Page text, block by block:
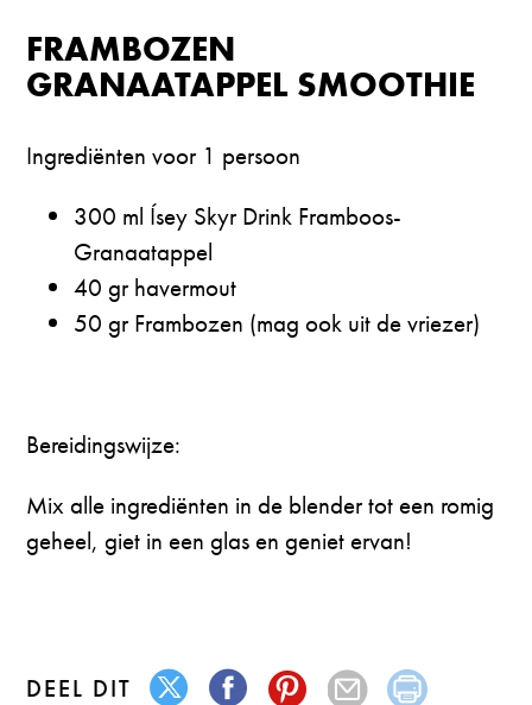
FRAMBOZEN
GRANAATAPPEL SMOOTHIE
Ingrediënten voor 1 persoon
300 ml Ísey Skyr Drink Framboos-
Granaatappel
40 gr havermout
50 gr Frambozen (mag ook uit de vriezer)
Bereidingswijze:
Mix alle ingrediënten in de blender tot een romig
geheel, giet in een glas en geniet ervan!
DEEL DIT